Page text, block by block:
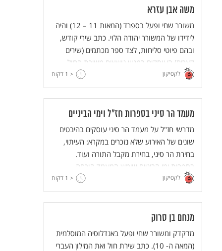
משה אבן עזרא
משורר שחי ופעל בספרד (המאות 11 – 12) והיה
לידידו של המשורר יהודה הלוי. כתב שירי קודש,
ובהם פיוטי סליחות, לצד ספר מכתמים (שירים
קצרים) העוסקים במגוון נושאים משירת החול.
לקסיקון < 1 דקות
מעמד הר סיני בספרות חז"ל וימי הביניים
מדרשי חז"ל על מעמד הר סיני עוסקים בהיבטים
שונים של האירוע שלא נזכרים במקרא: העיתוי,
בחירת הר סיני, בחירת מקבל התורה ועוד.
בספרות ימי הביניים שימש המעמד הוכחה
לאמיתותה של דת ישראל והתפרש גם כנקודת
מפנה ביחס העם אל משה כנביא ה'.
לקסיקון < 1 דקות
מנחם בן סרוק
מדקדק ומשורר שחי ופעל באנדלוסיה המוסלמית
(המאה ה- 10). כתב שירת חול ואת המילון העברי